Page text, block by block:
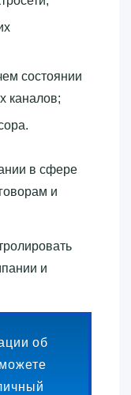
состоянии
каналов;
в сфере
и
и
об